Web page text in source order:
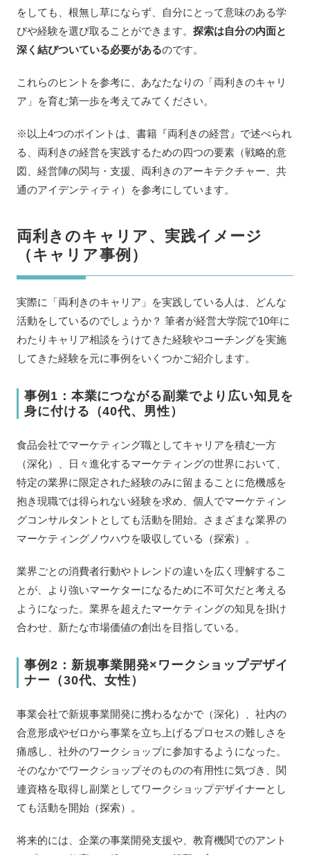
をしても、根無し草にならず、自分にとって意味のある学
びや経験を選び取ることができます。 探索は自分の内面と
深く結びついている必要があるのです。
これらのヒントを参考に、あなたなりの「両利きのキャリ
ア」を育む第一歩を考えてみてください。
※以上4つのポイントは、書籍『両利きの経営』で述べられ
る、両利きの経営を実践するための四つの要素（戦略的意
図、経営陣の関与・支援、両利きのアーキテクチャー、共
通のアイデンティティ）を参考にしています。
両利きのキャリア、実践イメージ
（キャリア事例）
実際に「両利きのキャリア」を実践している人は、どんな
活動をしているのでしょうか？ 筆者が経営大学院で10年に
わたりキャリア相談をうけてきた経験やコーチングを実施
してきた経験を元に事例をいくつかご紹介します。
事例1：本業につながる副業でより広い知見を
身に付ける（40代、男性）
食品会社でマーケティング職としてキャリアを積む一方
（深化）、日々進化するマーケティングの世界において、
特定の業界に限定された経験のみに留まることに危機感を
抱き現職では得られない経験を求め、個人でマーケティン
グコンサルタントとしても活動を開始。さまざまな業界の
マーケティングノウハウを吸収している（探索）。
業界ごとの消費者行動やトレンドの違いを広く理解するこ
とが、より強いマーケターになるために不可欠だと考える
ようになった。業界を超えたマーケティングの知見を掛け
合わせ、新たな市場価値の創出を目指している。
事例2：新規事業開発×ワークショップデザイ
ナー（30代、女性）
事業会社で新規事業開発に携わるなかで（深化）、社内の
合意形成やゼロから事業を立ち上げるプロセスの難しさを
痛感し、社外のワークショップに参加するようになった。
そのなかでワークショップそのものの有用性に気づき、関
連資格を取得し副業としてワークショップデザイナーとし
ても活動を開始（探索）。
将来的には、企業の事業開発支援や、教育機関でのアント